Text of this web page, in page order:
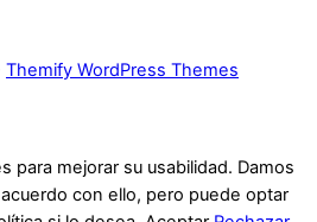
Themify WordPress Themes
para mejorar su usabilidad. Damos
con ello, pero puede optar